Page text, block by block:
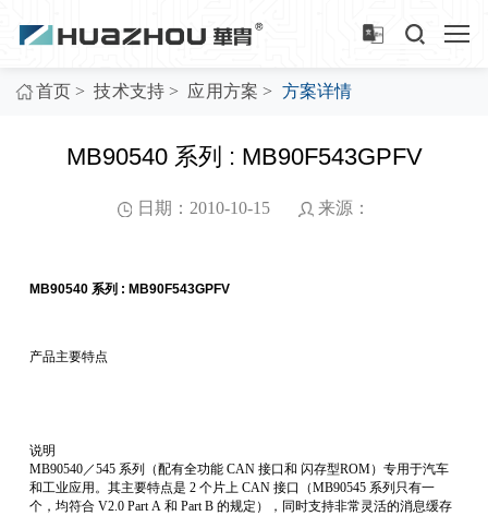
首页 > 技术支持 > 应用方案 > 方案详情
MB90540 系列 : MB90F543GPFV
日期：2010-10-15 来源：
MB90540 系列 : MB90F543GPFV
产品主要特点
说明
MB90540／545 系列（配有全功能 CAN 接口和 闪存型ROM）专用于汽车
和工业应用。其主要特点是 2 个片上 CAN 接口（MB90545 系列只有一
个，均符合 V2.0 Part A 和 Part B 的规定），同时支持非常灵活的消息缓存